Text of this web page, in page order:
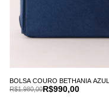
BOLSA COURO BETHANIA AZUL
R$990,00
R$1.980,00